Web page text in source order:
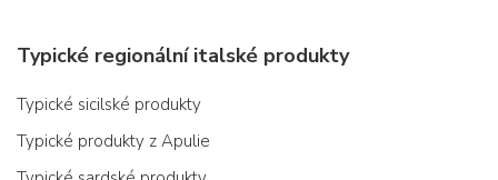
Typické regionální italské produkty
Typické sicilské produkty
Typické produkty z Apulie